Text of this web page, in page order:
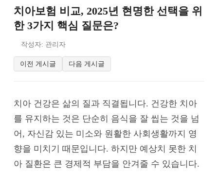
치아보험 비교, 2025년 현명한 선택을 위
한 3가지 핵심 질문은?
작성자: 관리자
이전 게시글 다음 게시글
치아 건강은 삶의 질과 직결됩니다. 건강한 치아
를 유지하는 것은 단순히 음식을 잘 씹는 것을 넘
어, 자신감 있는 미소와 원활한 사회생활까지 영
향을 미치기 때문입니다. 하지만 예상치 못한 치
아 질환은 큰 경제적 부담을 안겨줄 수 있습니다.